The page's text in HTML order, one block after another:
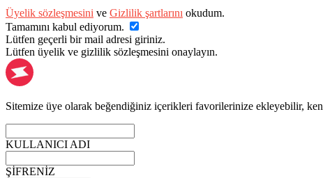
Üyelik sözleşmesini ve Gizlilik şartlarını okudum.
Tamamını kabul ediyorum.
Lütfen geçerli bir mail adresi giriniz.
Lütfen üyelik ve gizlilik sözleşmesini onaylayın.
Sitemize üye olarak beğendiğiniz içerikleri favorilerinize ekleyebilir,
KULLANICI ADI
ŞİFRENİZ